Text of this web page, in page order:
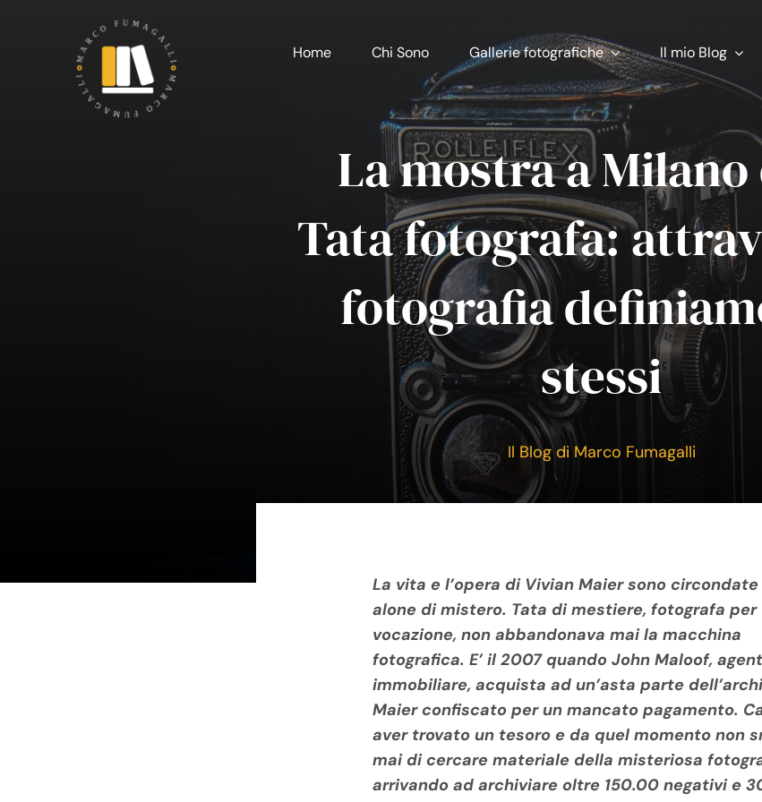
Home Chi Sono Gallerie fotografiche Il mio Blog
La mostra a
Tata fotografa:
fotografia
stessi
Il Blog di Marco Fumagalli
La vita e l’opera di Vivian Maier sono
alone di mistero. Tata di mestiere, fotografa per
vocazione, non abbandonava mai la macchina
fotografica. E’ il 2007 quando John Maloof,
immobiliare, acquista ad un’asta parte
Maier confiscato per un mancato pagamento.
aver trovato un tesoro e da quel momento non
mai di cercare materiale della misteriosa
arrivando ad archiviare oltre 150.00 negativi e